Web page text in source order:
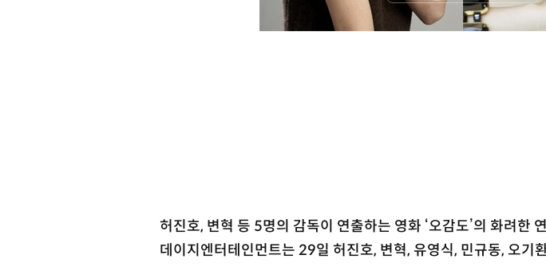
허진호, 변혁 등 5명의 감독이 연출하는 영화 ‘오감도’의 화려한
데이지엔터테인먼트는 29일 허진호, 변혁, 유영식, 민규동, 오기